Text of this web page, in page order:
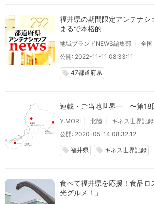
福井県の期間限定アンテナシ
まるで本格的
地域ブランドNEWS編集部 全国
公開: 2022-11-11 08:33:11
local_offer 47都道府県
連載・ご当地世界一 〜第18
Y.MORI 北陸
ギネス世界記
公開: 2020-05-14 08:32:12
local_offer 福井県 local_offer ギネス世界記録
食べて福井県を応援！食品ロ
光グルメ！」